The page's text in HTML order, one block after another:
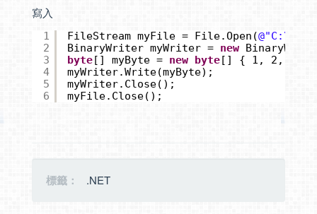
寫入
1
2
3
4
5
6
FileStream myFile = File.Open(
BinaryWriter myWriter = new
byte[] myByte = new byte[] { 1, 2, 3,
myWriter.Write(myByte);
myWriter.Close();
myFile.Close();
標籤： .NET